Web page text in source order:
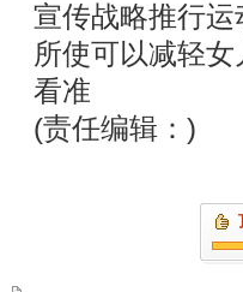
宣传战略推行
所使可以减轻
看准
(责任编辑：)